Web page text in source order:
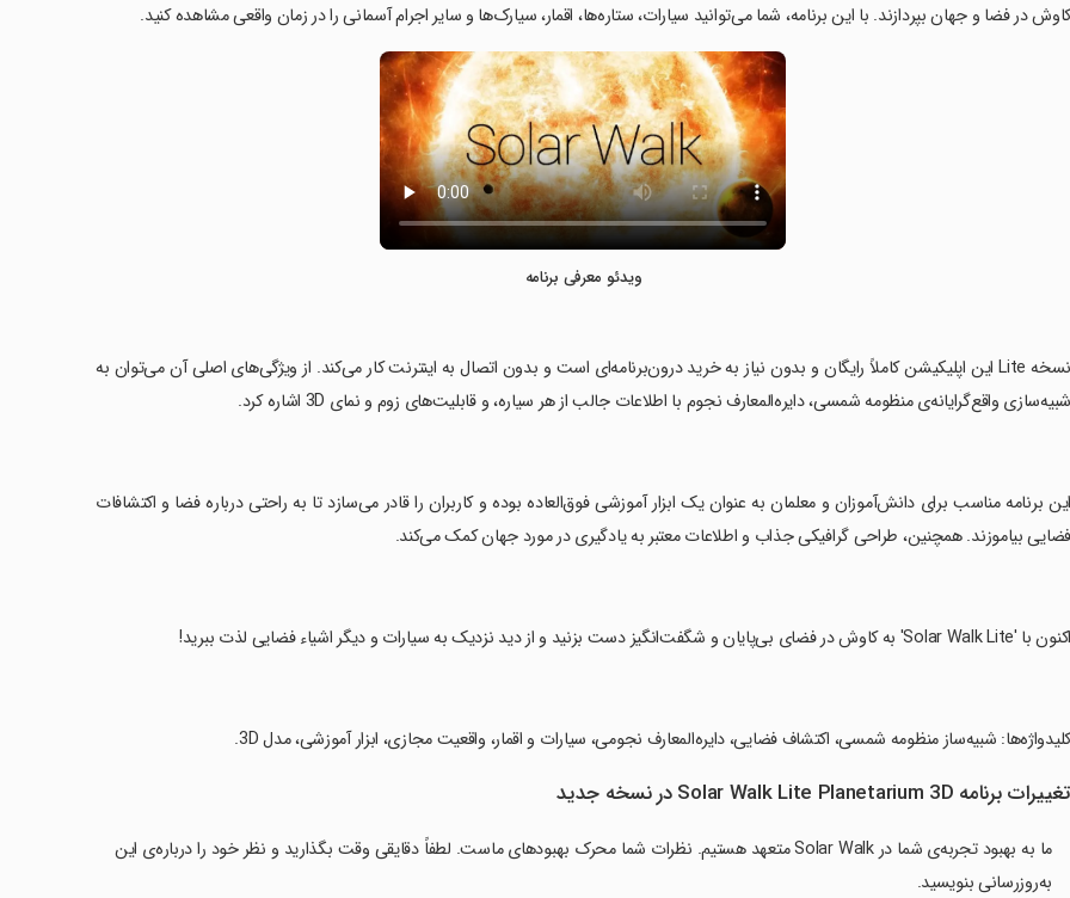
کاوش در فضا و جهان بپردازند. با این برنامه، شما می‌توانید سیارات، ستاره‌ها، اقمار، سیارک‌ها و سایر اجرام آسمانی را در زمان واقعی مشاهده کنید.
ویدئو معرفی برنامه
‏نسخه Lite این اپلیکیشن کاملاً رایگان و بدون نیاز به خرید درون‌برنامه‌ای است و بدون اتصال به اینترنت کار می‌کند. از ویژگی‌های اصلی آن می‌توان به
شبیه‌سازی واقع‌گرایانه‌ی منظومه شمسی، دایره‌المعارف نجوم با اطلاعات جالب از هر سیاره، و قابلیت‌های زوم و نمای 3D اشاره کرد.
‏این برنامه مناسب برای دانش‌آموزان و معلمان به عنوان یک ابزار آموزشی فوق‌العاده بوده و کاربران را قادر می‌سازد تا به راحتی درباره فضا و اکتشافات
فضایی بیاموزند. همچنین، طراحی گرافیکی جذاب و اطلاعات معتبر به یادگیری در مورد جهان کمک می‌کند.
‏اکنون با 'Solar Walk Lite' به کاوش در فضای بی‌پایان و شگفت‌انگیز دست بزنید و از دید نزدیک به سیارات و دیگر اشیاء فضایی لذت ببرید!
‏کلیدواژه‌ها: شبیه‌ساز منظومه شمسی، اکتشاف فضایی، دایره‌المعارف نجومی، سیارات و اقمار، واقعیت مجازی، ابزار آموزشی، مدل 3D.
تغییرات برنامه Solar Walk Lite Planetarium 3D در نسخه جدید
ما به بهبود تجربه‌ی شما در Solar Walk متعهد هستیم. نظرات شما محرک بهبودهای ماست. لطفاً دقایقی وقت بگذارید و نظر خود را درباره‌ی این
به‌روزرسانی بنویسید.